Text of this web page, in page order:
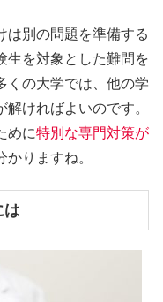
は別の問題を準備する
生を対象とした難問を
くの大学では、他の学
ければよいのです。
めに特別な専門対策が
かりますね。
は